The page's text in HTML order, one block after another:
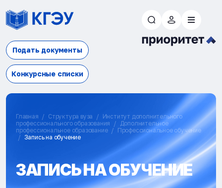
Подать документы
Конкурсные списки
Главная Структура вуза
Институт дополнительного
профессионального образования
Дополнительное
профессиональное образование
Профессиональное обучение
Запись на обучение
ЗАПИСЬ НА ОБУЧЕНИЕ